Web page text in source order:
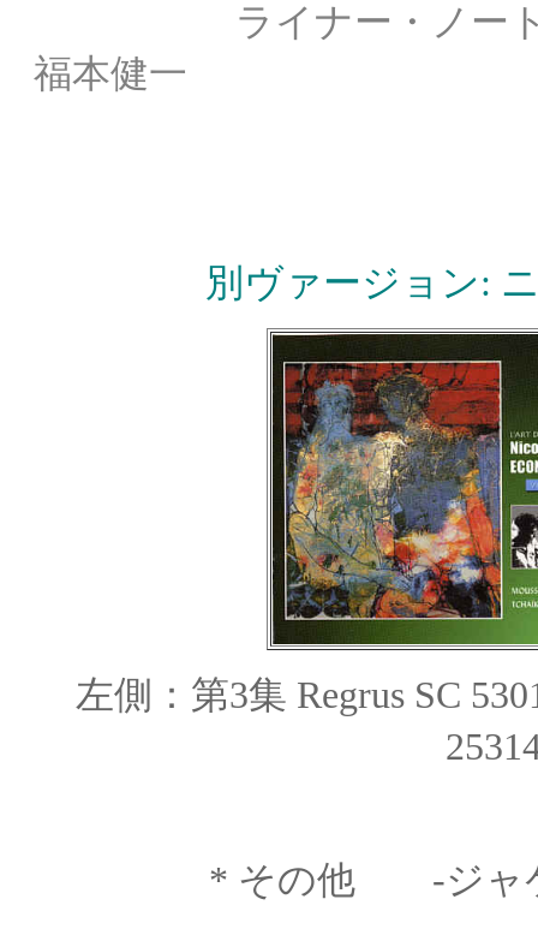
ライナー・ノー
福本健一
別ヴァージョン:
左側：第3集 Regrus SC
* その他 -ジャ